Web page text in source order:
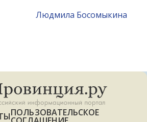
Людмила Босомыкина
ПОЛЬЗОВАТЕЛЬСКОЕ